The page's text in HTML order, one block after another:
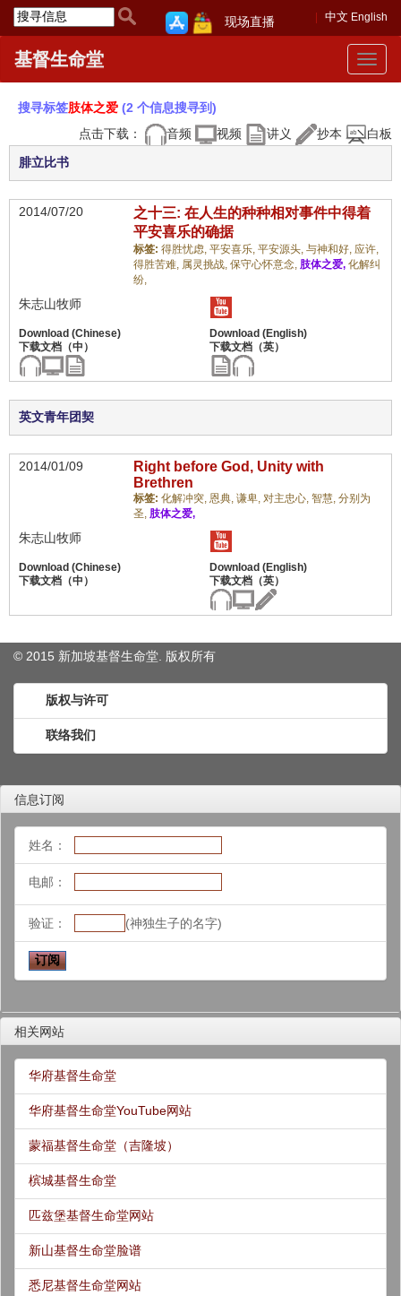
中文 English
现场直播
Toggle
基督生命堂
搜寻标签肢体之爱 (2 个信息搜寻到)
点击下载：
音频 视频 讲义 抄本 白板
腓立比书
2014/07/20
之十三: 在人生的种种相对事件中得着
平安喜乐的确据
标签: 得胜忧虑, 平安喜乐, 平安源头, 与神和好, 应许,
得胜苦难, 属灵挑战, 保守心怀意念, 肢体之爱, 化解纠
纷,
朱志山牧师
英文青年团契
2014/01/09
Right before God, Unity with
Brethren
标签: 化解冲突, 恩典, 谦卑, 对主忠心, 智慧, 分别为
圣, 肢体之爱,
朱志山牧师
© 2015 新加坡基督生命堂. 版权所有
版权与许可
联络我们
信息订阅
姓名：
电邮：
验证： (神独生子的名字)
相关网站
华府基督生命堂
华府基督生命堂YouTube网站
蒙福基督生命堂（吉隆坡）
槟城基督生命堂
匹兹堡基督生命堂网站
新山基督生命堂脸谱
悉尼基督生命堂网站